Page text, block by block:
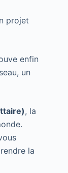
projet
enfin
un
, la
la